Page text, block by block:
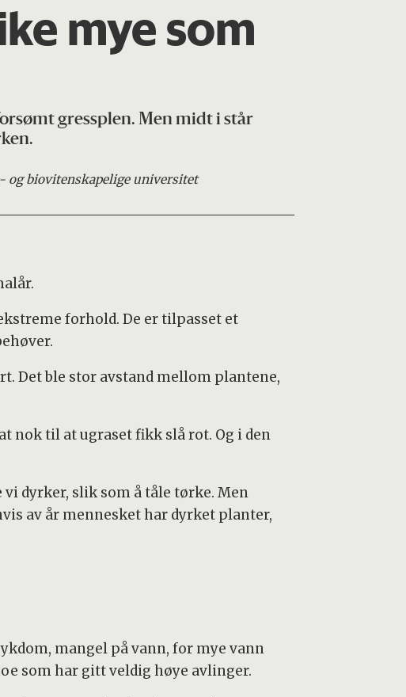
mye som
gressplen. Men midt i står
og biovitenskapelige universitet
forhold. De er tilpasset et
Det ble stor avstand mellom plantene,
nok til at ugraset fikk slå rot. Og i den
dyrker, slik som å tåle tørke. Men
av år mennesket har dyrket planter,
mangel på vann, for mye vann
som har gitt veldig høye avlinger.